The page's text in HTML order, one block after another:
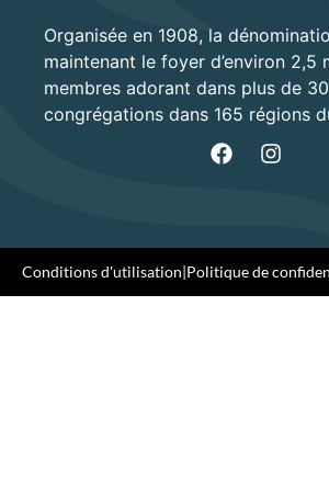
Organisée en 1908, la
maintenant le foyer d’environ 2,5
membres adorant dans plus de
congrégations dans 165 régions
Conditions d'utilisation|Politique de